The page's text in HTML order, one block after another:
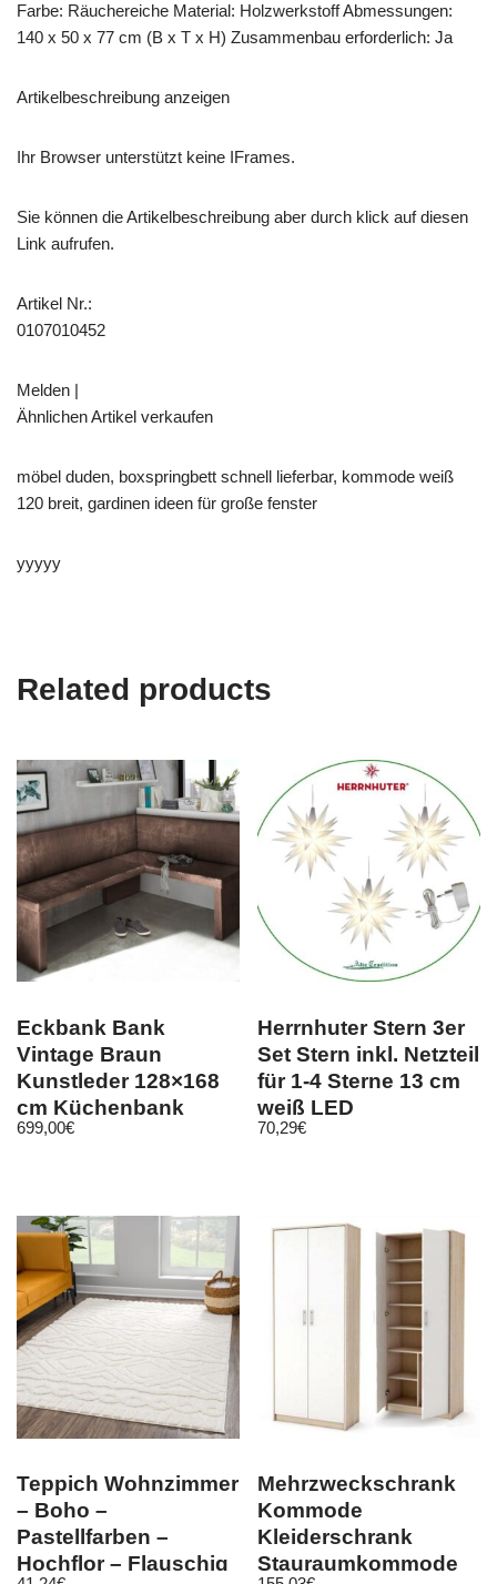
Farbe: Räuchereiche Material: Holzwerkstoff Abmessungen:
140 x 50 x 77 cm (B x T x H) Zusammenbau erforderlich: Ja
Artikelbeschreibung anzeigen
Ihr Browser unterstützt keine IFrames.
Sie können die Artikelbeschreibung aber durch klick auf diesen
Link aufrufen.
Artikel Nr.:
0107010452
Melden |
Ähnlichen Artikel verkaufen
möbel duden, boxspringbett schnell lieferbar, kommode weiß
120 breit, gardinen ideen für große fenster
yyyyy
Related products
Eckbank Bank
Vintage Braun
Kunstleder 128×168
cm Küchenbank
Sitzbank Sitzecke
699,00€
Herrnhuter Stern 3er
Set Stern inkl. Netzteil
für 1-4 Sterne 13 cm
weiß LED
70,29€
Teppich Wohnzimmer
– Boho –
Pastellfarben –
Hochflor – Flauschig
Mehrzweckschrank
Kommode
Kleiderschrank
Stauraumkommode